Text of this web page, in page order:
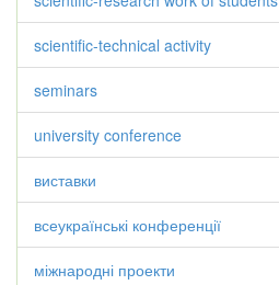
scientific-technical activity
seminars
university conference
виставки
всеукраїнські конференції
міжнародні проекти